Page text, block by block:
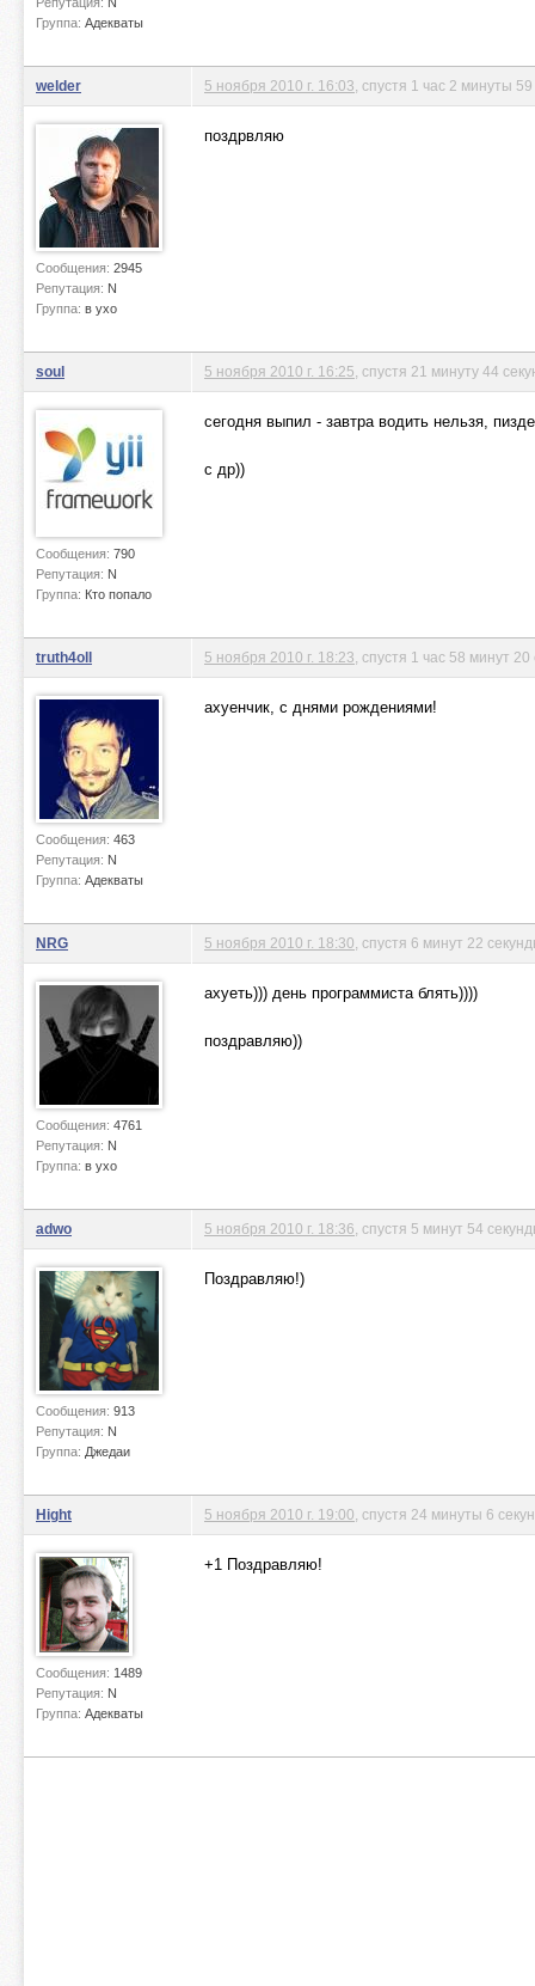
Группа: Адекваты
welder
Сообщения: 2945
Репутация: N
Группа: в ухо
5 ноября 2010 г. 16:03 , спустя 1 час 2 минуты
поздрвляю
soul
Сообщения: 790
Репутация: N
Группа: Кто попало
5 ноября 2010 г. 16:25 , спустя 21 минуту 44
сегодня выпил - завтра водить нельзя,
с др))
truth4oll
Сообщения: 463
Репутация: N
Группа: Адекваты
5 ноября 2010 г. 18:23 , спустя 1 час 58 минут 20
ахуенчик, с днями рождениями!
NRG
Сообщения: 4761
Репутация: N
Группа: в ухо
5 ноября 2010 г. 18:30 , спустя 6 минут 22
ахуеть))) день программиста блять))))
поздравляю))
adwo
Сообщения: 913
Репутация: N
Группа: Джедаи
5 ноября 2010 г. 18:36 , спустя 5 минут 54
Поздравляю!)
Hight
Сообщения: 1489
Репутация: N
Группа: Адекваты
5 ноября 2010 г. 19:00 , спустя 24 минуты 6
+1 Поздравляю!